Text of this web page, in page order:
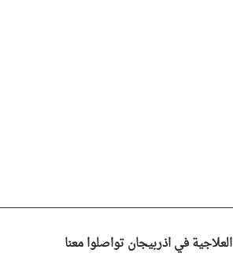
في اذربيجان تواصلوا معنا